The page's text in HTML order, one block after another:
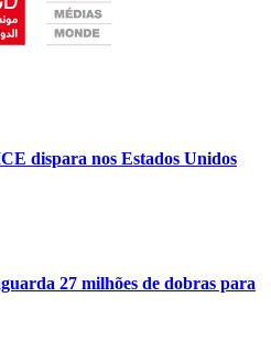
dispara nos Estados Unidos
27 milhões de dobras para